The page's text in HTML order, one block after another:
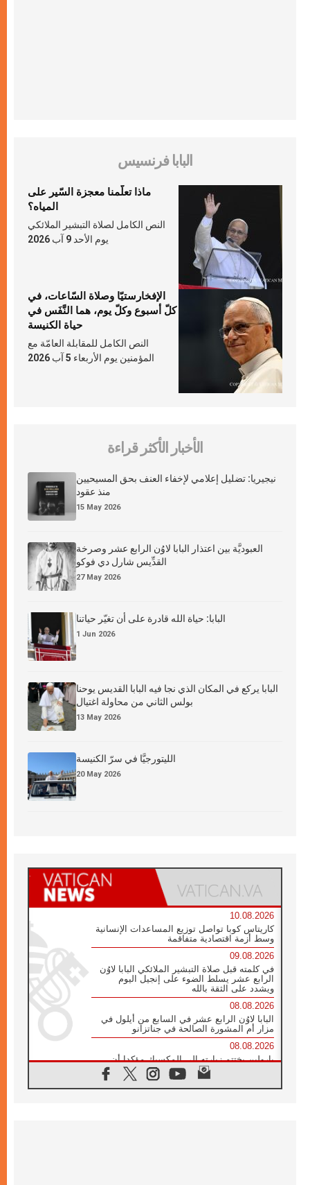
البابا فرنسيس
ماذا تعلّمنا معجزة السّير على
المياه؟
النص الكامل لصلاة التبشير الملائكي
يوم الأحد 9 آب 2026
الإفخارستيّا وصلاة السّاعات، في
كلّ أسبوع وكلّ يوم، هما النَّفَس في
حياة الكنيسة
النص الكامل للمقابلة العامّة مع
المؤمنين يوم الأربعاء 5 آب 2026
الأخبار الأكثر قراءة
نيجيريا: تضليل إعلامي لإخفاء العنف بحق المسيحيين
منذ عقود
15 May 2026
العبوديَّة بين اعتذار البابا لاوُن الرابع عشر وصرخة
القدِّيس شارل دي فوكو
27 May 2026
البابا: حياة الله قادرة على أن تغيّر حياتنا
1 Jun 2026
البابا يركع في المكان الذي نجا فيه البابا القديس يوحنا
بولس الثاني من محاولة اغتيال
13 May 2026
الليتورجيَّا في سرّ الكنيسة
20 May 2026
10.08.2026
كاريتاس كوبا تواصل توزيع المساعدات الإنسانية
وسط أزمة اقتصادية متفاقمة
09.08.2026
في كلمته قبل صلاة التبشير الملائكي البابا لاوُن
الرابع عشر يسلط الضوء على إنجيل اليوم
ويشدد على الثقة بالله
08.08.2026
البابا لاوُن الرابع عشر في السابع من أيلول في
مزار أم المشورة الصالحة في جناتزانو
08.08.2026
بارولين يختتم زيارته إلى المكسيك مؤكدا أن
صناعة السلام تبدأ بالتعاطف مع ألم الآخر
07.08.2026